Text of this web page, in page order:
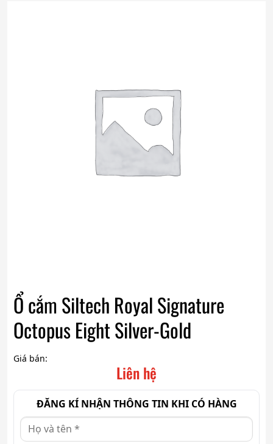
Ổ cắm Siltech Royal Signature
Octopus Eight Silver-Gold
Giá bán:
Liên hệ
ĐĂNG KÍ NHẬN THÔNG TIN KHI CÓ HÀNG